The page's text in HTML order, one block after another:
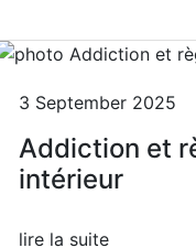
3 September 2025
Addiction et
intérieur
lire la suite